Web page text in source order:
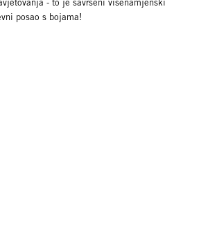
- to je savršeni višenamjenski
posao s bojama!